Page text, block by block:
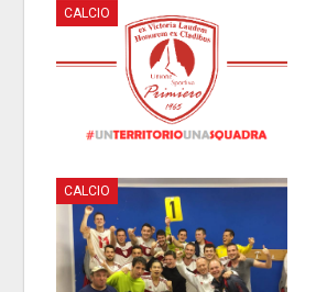
CALCIO
CALCIO